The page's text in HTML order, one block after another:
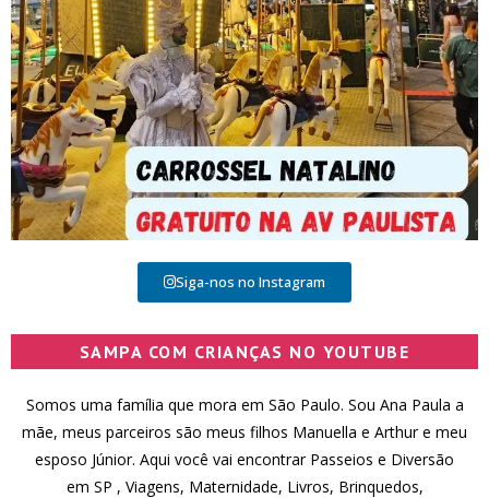
Siga-nos no Instagram
SAMPA COM CRIANÇAS NO YOUTUBE
Somos uma família que mora em São Paulo. Sou Ana Paula a
mãe, meus parceiros são meus filhos Manuella e Arthur e meu
esposo Júnior. Aqui você vai encontrar Passeios e Diversão
em SP , Viagens, Maternidade, Livros, Brinquedos,